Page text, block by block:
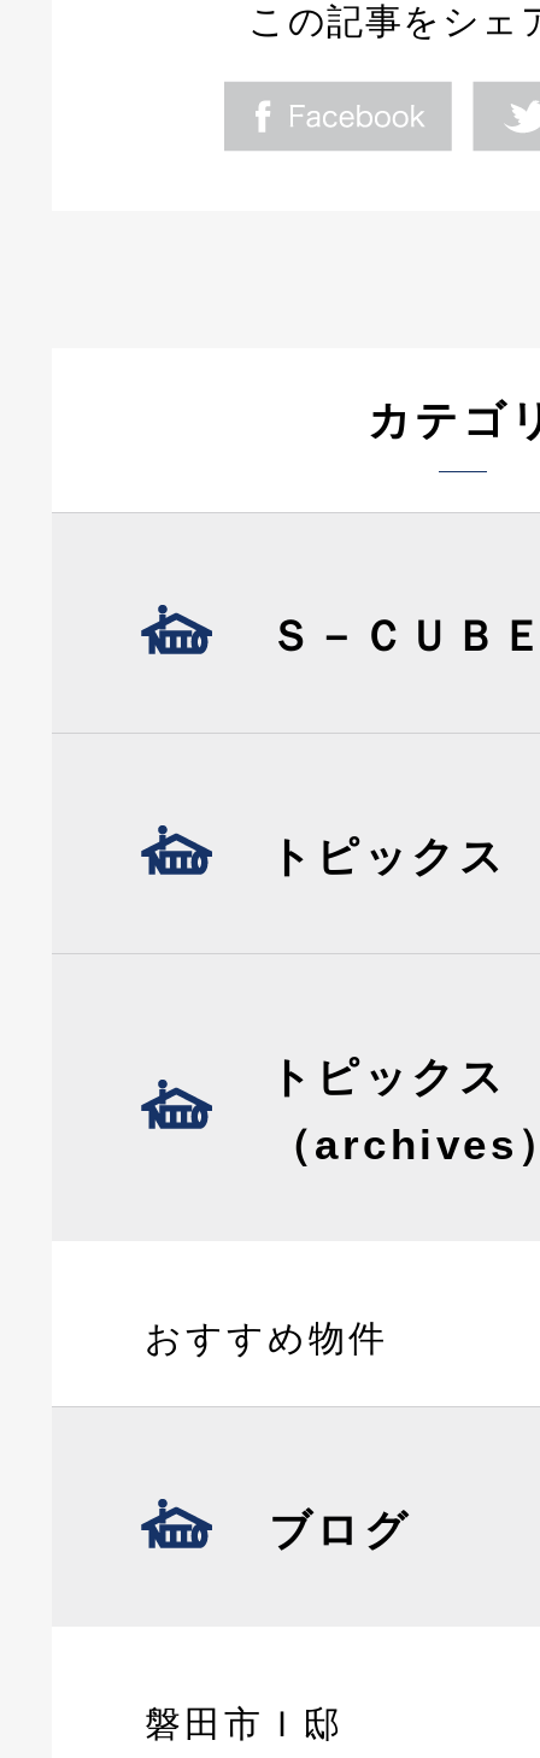
この記事をシェ
カテゴ
Ｓ－ＣＵＢ
トピックス
トピックス
（archives
おすすめ物件
ブログ
磐田市Ｉ邸